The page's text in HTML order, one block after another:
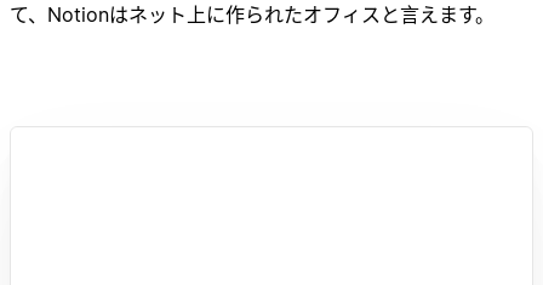
て、Notionはネット上に作られたオフィスと言えます。